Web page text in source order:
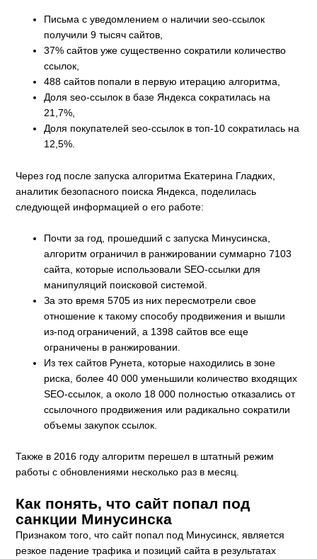
Письма с уведомлением о наличии seo-ссылок
получили 9 тысяч сайтов,
37% сайтов уже существенно сократили количество
ссылок,
488 сайтов попали в первую итерацию алгоритма,
Доля seo-ссылок в базе Яндекса сократилась на
21,7%,
Доля покупателей seo-ссылок в топ-10 сократилась на
12,5%.
Через год после запуска алгоритма Екатерина Гладких,
аналитик безопасного поиска Яндекса, поделилась
следующей информацией о его работе:
Почти за год, прошедший с запуска Минусинска,
алгоритм ограничил в ранжировании суммарно 7103
сайта, которые использовали SEO-ссылки для
манипуляций поисковой системой.
За это время 5705 из них пересмотрели свое
отношение к такому способу продвижения и вышли
из-под ограничений, а 1398 сайтов все еще
ограничены в ранжировании.
Из тех сайтов Рунета, которые находились в зоне
риска, более 40 000 уменьшили количество входящих
SEO-ссылок, а около 18 000 полностью отказались от
ссылочного продвижения или радикально сократили
объемы закупок ссылок.
Также в 2016 году алгоритм перешел в штатный режим
работы с обновлениями несколько раз в месяц.
Как понять, что сайт попал под
санкции Минусинска
Признаком того, что сайт попал под Минусинск, является
резкое падение трафика и позиций сайта в результатах